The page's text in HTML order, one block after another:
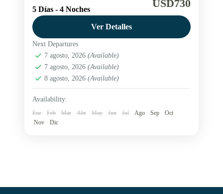
Lago Escondido Lago Fagnano
Este paquete Aventura en Ushuaia, 5 días y 4
noches te llevará a explorar las maravillas en el
fin del mundo con actividades seleccionadas
para los amantes de la aventura y la naturaleza.
Argentina
5 Días - 4 Noches USD730
Ver Detalles
Next Departures
7 agosto, 2026 (Available)
7 agosto, 2026 (Available)
8 agosto, 2026 (Available)
Availability:
Ene Feb Mar Abr May Jun Jul Ago Sep
Oct
Nov
Dic